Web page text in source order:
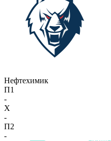
Нефтехимик
П1
-
X
-
П2
-